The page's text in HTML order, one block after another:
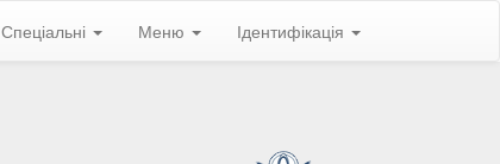
Спеціальні Меню Ідентифікація